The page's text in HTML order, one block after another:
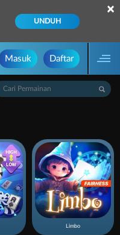
UNDUH
×
Masuk Daftar
Limbo